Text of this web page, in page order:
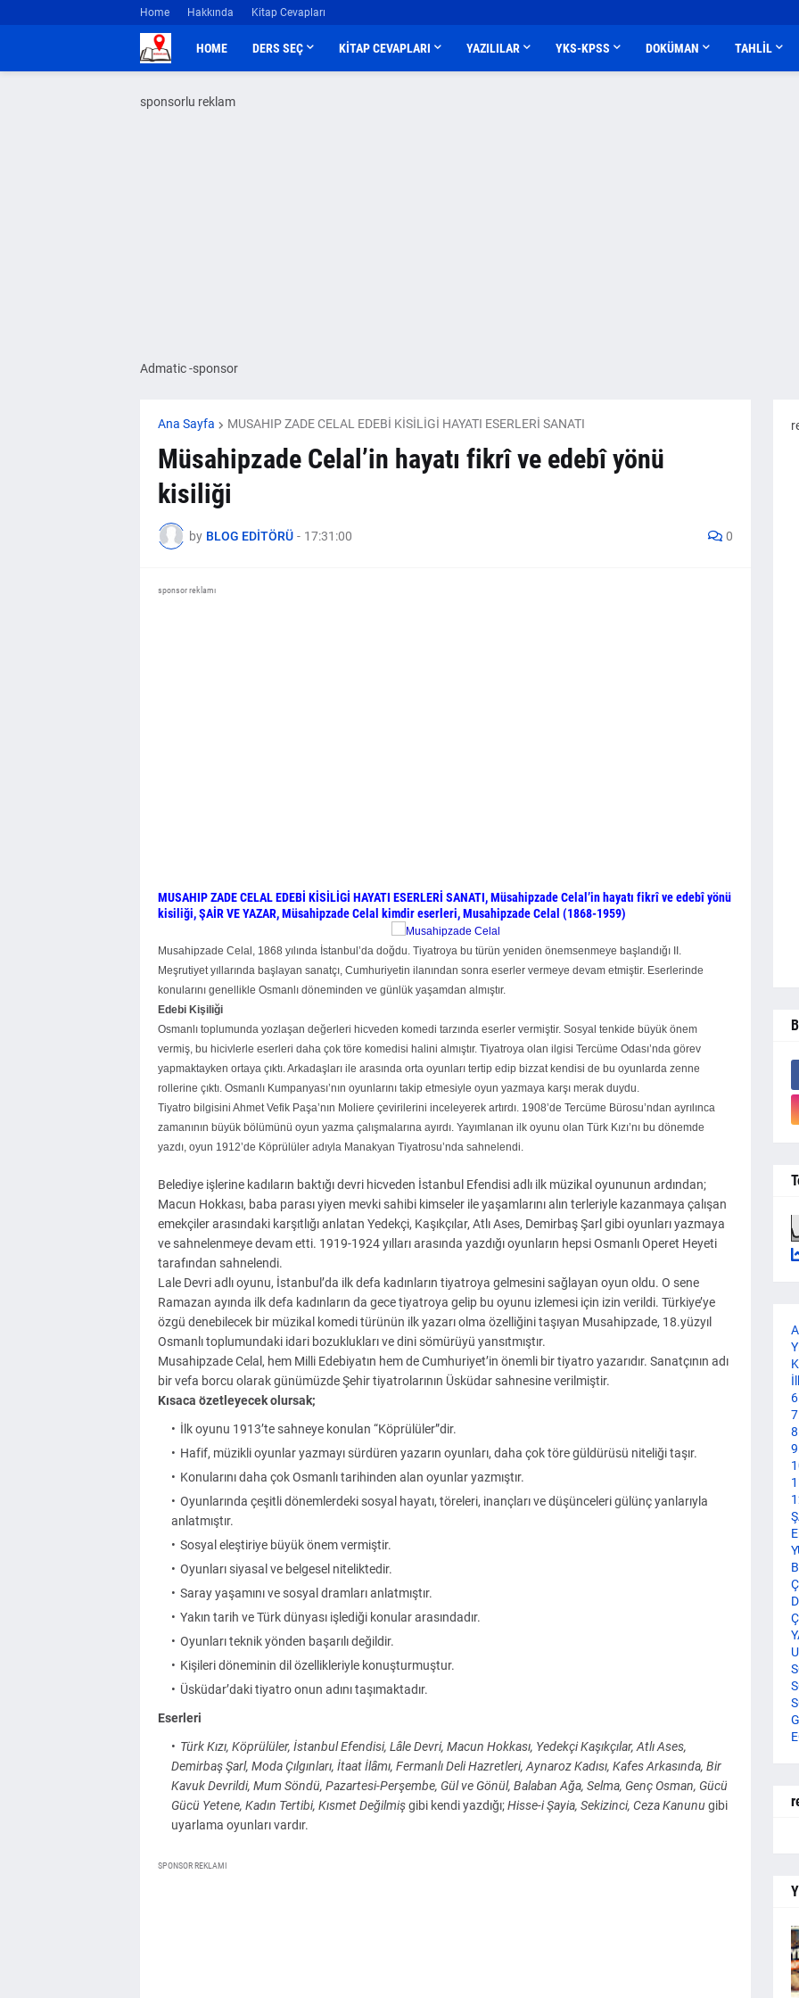
Home Hakkında Kitap Cevapları
HOME DERS SEÇ KİTAP CEVAPLARI YAZILILAR YKS-KPSS DOKÜMAN TAHLİL
sponsorlu reklam
Admatic -sponsor
Ana Sayfa MUSAHIP ZADE CELAL EDEBİ KİSİLİGİ HAYATI ESERLERİ SANATI
Müsahipzade Celal’in hayatı fikrî ve edebî yönü
kisiliği
by BLOG EDİTÖRÜ - 17:31:00 0
sponsor reklamı
MUSAHIP ZADE CELAL EDEBİ KİSİLİGİ HAYATI ESERLERİ SANATI, Müsahipzade Celal’in hayatı fikrî ve edebî yönü
kisiliği, ŞAİR VE YAZAR, Müsahipzade Celal kimdir eserleri,Musahipzade Celal (1868-1959)
Musahipzade Celal, 1868 yılında İstanbul’da doğdu. Tiyatroya bu türün yeniden önemsenmeye başlandığı II.
Meşrutiyet yıllarında başlayan sanatçı, Cumhuriyetin ilanından sonra eserler vermeye devam etmiştir. Eserlerinde
konularını genellikle Osmanlı döneminden ve günlük yaşamdan almıştır.
Edebi Kişiliği
Osmanlı toplumunda yozlaşan değerleri hicveden komedi tarzında eserler vermiştir. Sosyal tenkide büyük önem
vermiş, bu hicivlerle eserleri daha çok töre komedisi halini almıştır. Tiyatroya olan ilgisi Tercüme Odası’nda görev
yapmaktayken ortaya çıktı. Arkadaşları ile arasında orta oyunları tertip edip bizzat kendisi de bu oyunlarda zenne
rollerine çıktı. Osmanlı Kumpanyası’nın oyunlarını takip etmesiyle oyun yazmaya karşı merak duydu.
Tiyatro bilgisini Ahmet Vefik Paşa’nın Moliere çevirilerini inceleyerek artırdı. 1908’de Tercüme Bürosu’ndan ayrılınca
zamanının büyük bölümünü oyun yazma çalışmalarına ayırdı. Yayımlanan ilk oyunu olan Türk Kızı’nı bu dönemde
yazdı, oyun 1912’de Köprülüler adıyla Manakyan Tiyatrosu’nda sahnelendi.
Belediye işlerine kadıların baktığı devri hicveden İstanbul Efendisi adlı ilk müzikal oyununun ardından;
Macun Hokkası, baba parası yiyen mevki sahibi kimseler ile yaşamlarını alın terleriyle kazanmaya çalışan
emekçiler arasındaki karşıtlığı anlatan Yedekçi, Kaşıkçılar, Atlı Ases, Demirbaş Şarl gibi oyunları yazmaya
ve sahnelenmeye devam etti. 1919-1924 yılları arasında yazdığı oyunların hepsi Osmanlı Operet Heyeti
tarafından sahnelendi.
Lale Devri adlı oyunu, İstanbul’da ilk defa kadınların tiyatroya gelmesini sağlayan oyun oldu. O sene
Ramazan ayında ilk defa kadınların da gece tiyatroya gelip bu oyunu izlemesi için izin verildi. Türkiye’ye
özgü denebilecek bir müzikal komedi türünün ilk yazarı olma özelliğini taşıyan Musahipzade, 18.yüzyıl
Osmanlı toplumundaki idari bozuklukları ve dini sömürüyü yansıtmıştır.
Musahipzade Celal, hem Milli Edebiyatın hem de Cumhuriyet’in önemli bir tiyatro yazarıdır. Sanatçının adı
bir vefa borcu olarak günümüzde Şehir tiyatrolarının Üsküdar sahnesine verilmiştir.
Kısaca özetleyecek olursak;
İlk oyunu 1913’te sahneye konulan “Köprülüler”dir.
Hafif, müzikli oyunlar yazmayı sürdüren yazarın oyunları, daha çok töre güldürüsü niteliği taşır.
Konularını daha çok Osmanlı tarihinden alan oyunlar yazmıştır.
Oyunlarında çeşitli dönemlerdeki sosyal hayatı, töreleri, inançları ve düşünceleri gülünç yanlarıyla
anlatmıştır.
Sosyal eleştiriye büyük önem vermiştir.
Oyunları siyasal ve belgesel niteliktedir.
Saray yaşamını ve sosyal dramları anlatmıştır.
Yakın tarih ve Türk dünyası işlediği konular arasındadır.
Oyunları teknik yönden başarılı değildir.
Kişileri döneminin dil özellikleriyle konuşturmuştur.
Üsküdar’daki tiyatro onun adını taşımaktadır.
Eserleri
Türk Kızı, Köprülüler, İstanbul Efendisi, Lâle Devri, Macun Hokkası, Yedekçi Kaşıkçılar, Atlı Ases,
Demirbaş Şarl, Moda Çılgınları, İtaat İlâmı, Fermanlı Deli Hazretleri, Aynaroz Kadısı, Kafes Arkasında, Bir
Kavuk Devrildi, Mum Söndü, Pazartesi-Perşembe, Gül ve Gönül, Balaban Ağa, Selma, Genç Osman, Gücü
Gücü Yetene, Kadın Tertibi, Kısmet Değilmişgibi kendi yazdığı;Hisse-i Şayia, Sekizinci, Ceza Kanunu gibi
uyarlama oyunları vardır.
SPONSOR REKLAMI